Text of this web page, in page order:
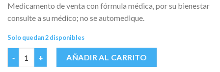
Medicamento de venta con fórmula médica, por su bienestar
consulte a su médico; no se automedique.
Solo quedan 2 disponibles
BACTEROL 400 MG CAJA X 5 COMP cantidad
AÑADIR AL CARRITO